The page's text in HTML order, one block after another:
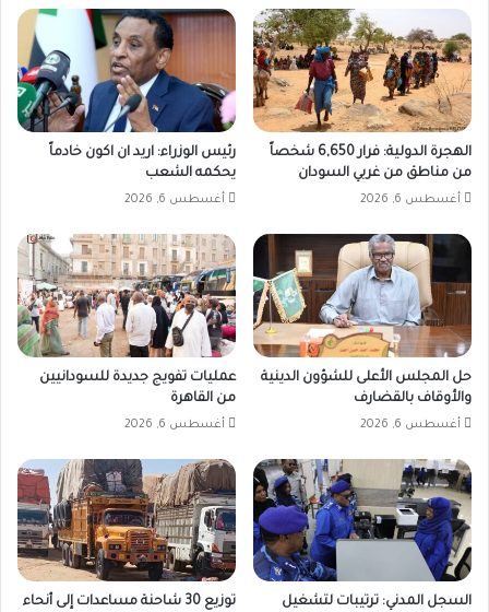
الهجرة الدولية: فرار 6,650 شخصاً
من مناطق من غربي السودان
أغسطس 6, 2026
رئيس الوزراء: اريد ان اكون خادماً
يحكمه الشعب
أغسطس 6, 2026
حل المجلس الأعلى للشؤون الدينية
والأوقاف بالقضارف
أغسطس 6, 2026
عمليات تفويج جديدة للسودانيين
من القاهرة
أغسطس 6, 2026
السجل المدني: ترتيبات لتشغيل
توزيع 30 شاحنة مساعدات إلى أنحاء